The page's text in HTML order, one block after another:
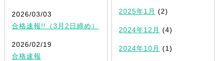
2026/03/03
合格速報!!（3月2日締め）
2026/02/19
合格速報
2025年1月 (2)
2024年12月 (4)
2024年10月 (1)